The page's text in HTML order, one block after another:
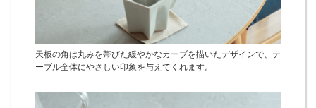
天板の角は丸みを帯びた緩やかなカーブを描いたデザインで、テ
ーブル全体にやさしい印象を与えてくれます。